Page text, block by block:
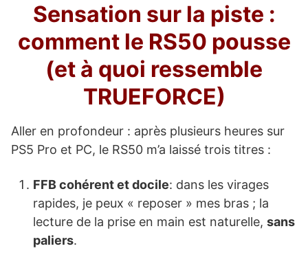
Sensation sur la piste :
comment le RS50 pousse
(et à quoi ressemble
TRUEFORCE)
Aller en profondeur : après plusieurs heures sur
PS5 Pro et PC, le RS50 m’a laissé trois titres :
FFB cohérent et docile: dans les virages
rapides, je peux « reposer » mes bras ; la
lecture de la prise en main est naturelle, sans
paliers.